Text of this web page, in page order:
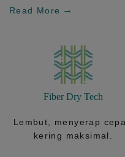
Read More
Fiber Dry Tech
Lembut, menyerap
kering maksimal.